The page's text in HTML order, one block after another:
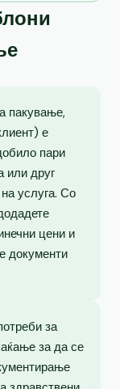
пакување,
е
пари
или друг
услуга. Со
цени и
документи
за
за да се